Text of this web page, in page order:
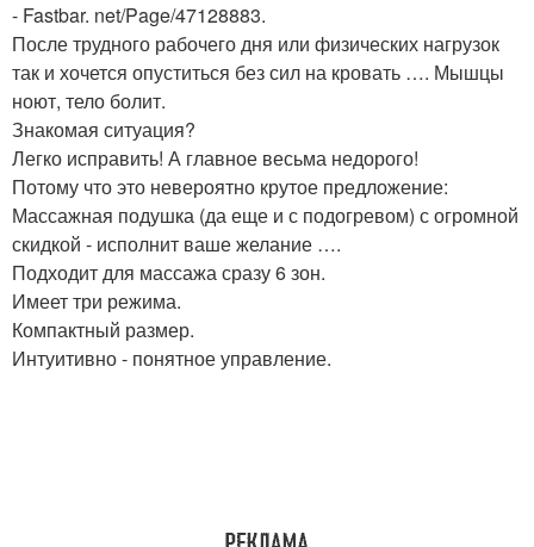
- Fastbar. net/Page/47128883.
После трудного рабочего дня или физических нагрузок
так и хочется опуститься без сил на кровать …. Мышцы
ноют, тело болит.
Знакомая ситуация?
Легко исправить! А главное весьма недорого!
Потому что это невероятно крутое предложение:
Массажная подушка (да еще и с подогревом) с огромной
скидкой - исполнит ваше желание ….
Подходит для массажа сразу 6 зон.
Имеет три режима.
Компактный размер.
Интуитивно - понятное управление.